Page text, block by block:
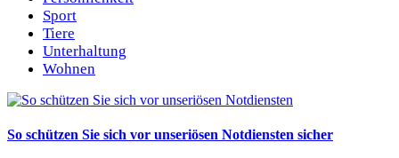
Sport
Tiere
Unterhaltung
Wohnen
So schützen Sie sich vor unseriösen Notdiensten sicher